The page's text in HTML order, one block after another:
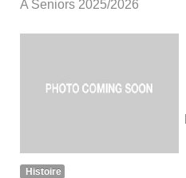
A Seniors 2025/2026
Histoire